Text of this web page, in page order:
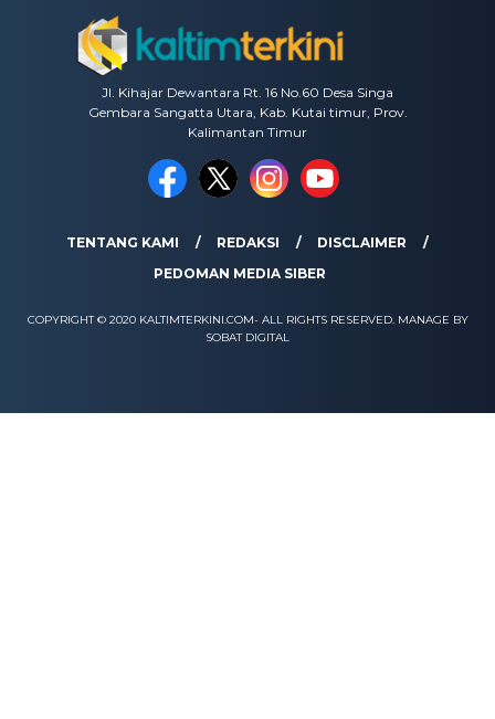
Jl. Kihajar Dewantara Rt. 16 No.60 Desa Singa
Gembara Sangatta Utara, Kab. Kutai timur, Prov.
Kalimantan Timur
TENTANG KAMI REDAKSI
DISCLAIMER
PEDOMAN MEDIA SIBER
COPYRIGHT © 2020 KALTIMTERKINI.COM- ALL RIGHTS RESERVED. MANAGE BY
SOBAT DIGITAL